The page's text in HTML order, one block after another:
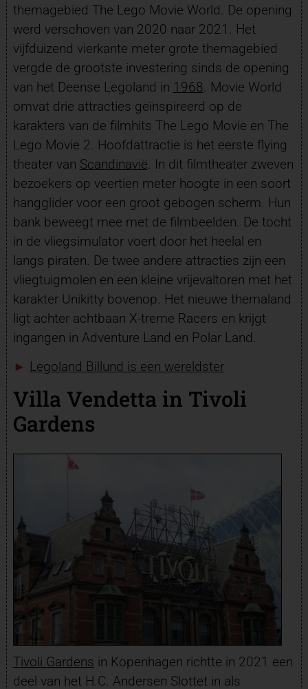
themagebied The Lego Movie World. De opening
werd verschoven van 2020 naar 2021. Het
vijfduizend vierkante meter grote themagebied
vergde de grootste investering sinds de opening
van het Deense Legoland in 1968. Movie World
omvat drie attracties geïnspireerd op de
karakters van de filmhits The Lego Movie en The
Lego Movie 2. Hoofdattractie is het eerste flying
theater van Scandinavië. In dit filmtheater zweven
bezoekers op veertien meter hoogte in een soort
hangglider voor een groot gebogen scherm. Hun
bank beweegt mee met de filmbeelden. De tocht
in de vliegsimulator voert door het heelal en
langs piraten. De twee andere attracties zijn een
vliegtuigmolen en een kleine vrijevaltoren met het
karakter Unikitty bovenop. Het nieuwe themaland
ligt achter achtbaan X-treme Racers en krijgt
ingangen in Adventure Land en Polar Land.
► Legoland Billund is een wereldster
Villa Vendetta in Tivoli
Gardens
Tivoli Gardens in Kopenhagen richtte in 2021 een
deel van het H.C. Andersen Slottet in als